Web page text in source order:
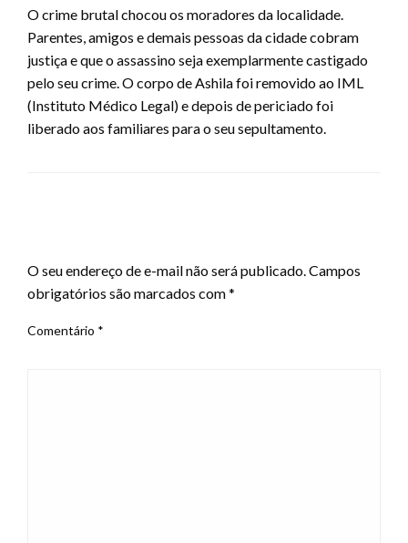
O crime brutal chocou os moradores da localidade.
Parentes, amigos e demais pessoas da cidade cobram
justiça e que o assassino seja exemplarmente castigado
pelo seu crime. O corpo de Ashila foi removido ao IML
(Instituto Médico Legal) e depois de periciado foi
liberado aos familiares para o seu sepultamento.
O seu endereço de e-mail não será publicado. Campos
obrigatórios são marcados com*
Comentário *